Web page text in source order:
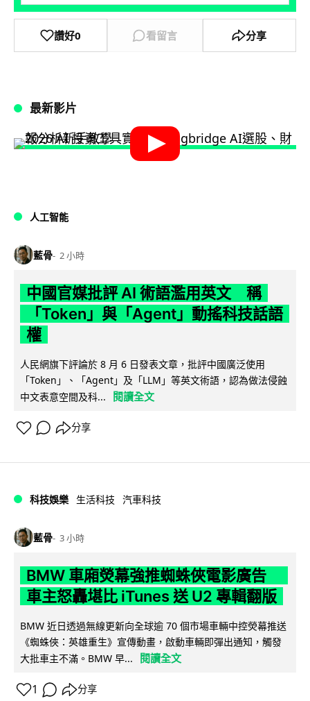
讚好0 看留言 分享
最新影片
人工智能
藍骨 2 小時
中國官媒批評 AI 術語濫用英文 稱
「Token」與「Agent」動搖科技話語
權
人民網旗下評論於 8 月 6 日發表文章，批評中國廣泛使用
「Token」、「Agent」及「LLM」等英文術語，認為做法侵蝕
中文表意空間及科...
閱讀全文
分享
科技娛樂 生活科技 汽車科技
藍骨 3 小時
BMW 車廂熒幕強推蜘蛛俠電影廣告
車主怒轟堪比 iTunes 送 U2 專輯翻版
BMW 近日透過無線更新向全球逾 70 個市場車輛中控熒幕推送
《蜘蛛俠：英雄重生》宣傳動畫，啟動車輛即彈出通知，觸發
大批車主不滿。BMW 早...
閱讀全文
1 分享